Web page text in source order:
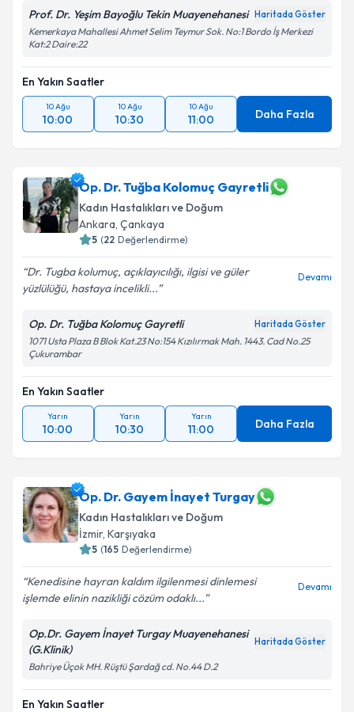
Prof. Dr. Yeşim Bayoğlu Tekin Muayenehanesi Haritada Göster
Kemerkaya Mahallesi Ahmet Selim Teymur Sok. No:1 Bordo İş Merkezi
Kat:2 Daire:22
En Yakın Saatler
10 Ağu
10:00
10 Ağu
10:30
10 Ağu
11:00 Daha Fazla
Op. Dr. Tuğba Kolomuç Gayretli
Kadın Hastalıkları ve Doğum
Ankara, Çankaya
5 (22 Değerlendirme)
Dr. Tugba kolumuç, açıklayıcılığı, ilgisi ve güler
yüzlülüğü, hastaya incelikli...
Devamı
Op. Dr. Tuğba Kolomuç Gayretli Haritada Göster
1071 Usta Plaza B Blok Kat.23 No:154 Kızılırmak Mah. 1443. Cad No.25
Çukurambar
En Yakın Saatler
Yarın
10:00
Yarın
10:30
Yarın
11:00 Daha Fazla
Op. Dr. Gayem İnayet Turgay
Kadın Hastalıkları ve Doğum
İzmir, Karşıyaka
5 (165 Değerlendirme)
Kenedisine hayran kaldım ilgilenmesi dinlemesi
işlemde elinin nazikliği cözüm odaklı...
Devamı
Op.Dr. Gayem İnayet Turgay Muayenehanesi
(G.Klinik)
Haritada Göster
Bahriye Üçok MH. Rüştü Şardağ cd. No.44 D.2
En Yakın Saatler